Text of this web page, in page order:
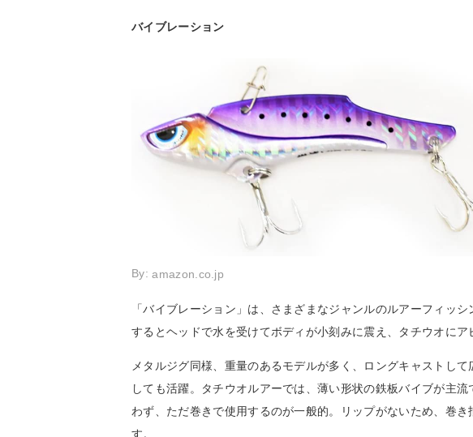
バイブレーション
By:amazon.co.jp
「バイブレーション」は、さまざまなジャンルのルアーフィッ
するとヘッドで水を受けてボディが小刻みに震え、タチウオにア
メタルジグ同様、重量のあるモデルが多く、ロングキャストし
しても活躍。タチウオルアーでは、薄い形状の鉄板バイブが主
わず、ただ巻きで使用するのが一般的。リップがないため、巻
す。